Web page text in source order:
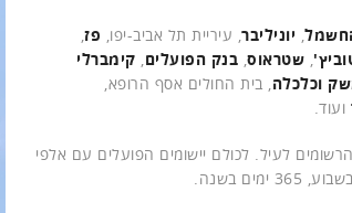
, יוניליבר, עיריית תל אביב-יפו, פז,
, שטראוס, בנק הפועלים, קימברלי
וכלכלה, בית החולים אסף הרופא,
ועוד.
לעיל. לכולם יישומים הפועלים עם אלפי